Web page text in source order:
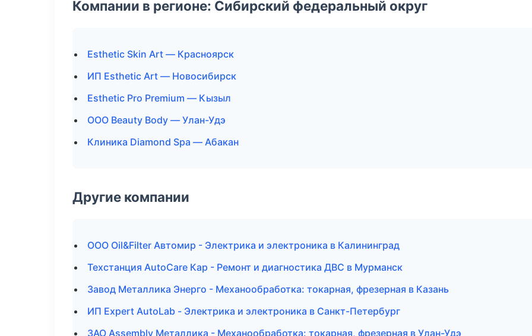
Компании в регионе: Сибирский федеральный округ
Esthetic Skin Art — Красноярск
ИП Esthetic Art — Новосибирск
Esthetic Pro Premium — Кызыл
ООО Beauty Body — Улан-Удэ
Клиника Diamond Spa — Абакан
Другие компании
ООО Oil&Filter Автомир - Электрика и электроника в Калининград
Техстанция AutoCare Кар - Ремонт и диагностика ДВС в Мурманск
Завод Металлика Энерго - Механообработка: токарная, фрезерная в Казань
ИП Expert AutoLab - Электрика и электроника в Санкт-Петербург
ЗАО Assembly Металлика - Механообработка: токарная, фрезерная в Улан-Удэ